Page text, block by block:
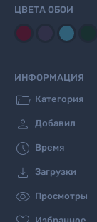
ЦВЕТА ОБОИ
ИНФОРМАЦИЯ
 Категория
 Добавил
 Время
 Загрузки
 Просмотры